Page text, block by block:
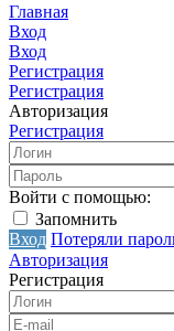
Главная
Вход
Вход
Регистрация
Регистрация
Авторизация
Регистрация
Войти с помощью:
Запомнить
Вход Потеряли
Авторизация
Регистрация